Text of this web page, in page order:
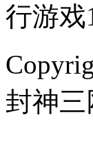
行游戏
封神三